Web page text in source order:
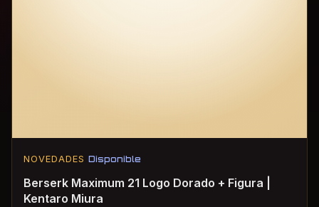
NOVEDADES Disponible
Berserk Maximum 21 Logo Dorado + Figura |
Kentaro Miura